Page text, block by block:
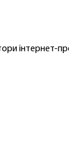
інтернет-